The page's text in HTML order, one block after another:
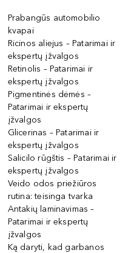
Prabangūs automobilio
kvapai
Ricinos aliejus – Patarimai ir
ekspertų įžvalgos
Retinolis – Patarimai ir
ekspertų įžvalgos
Pigmentinės dėmės –
Patarimai ir ekspertų
įžvalgos
Glicerinas – Patarimai ir
ekspertų įžvalgos
Salicilo rūgštis – Patarimai ir
ekspertų įžvalgos
Veido odos priežiūros
rutina: teisinga tvarka
Antakių laminavimas –
Patarimai ir ekspertų
įžvalgos
Ką daryti, kad garbanos